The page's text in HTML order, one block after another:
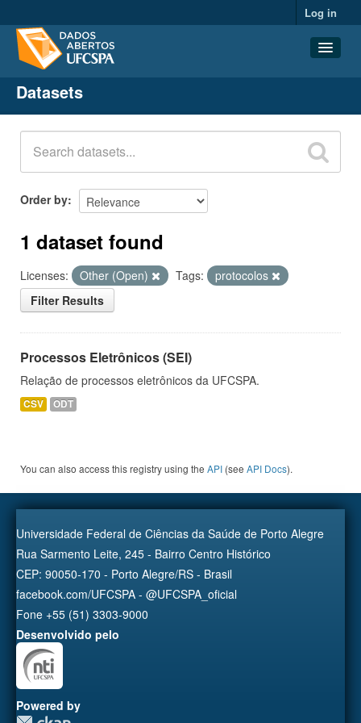
Log in
Datasets
Organizations
Groups
About
Datasets
Order by
1 dataset found
Licenses: Other (Open) Tags:
protocolos
Filter Results
Processos Eletrônicos (SEI)
Relação de processos eletrônicos da UFCSPA.
CSV ODT
You can also access this registry using the API (see API Docs).
Universidade Federal de Ciências da Saúde de Porto Alegre
Rua Sarmento Leite, 245 - Bairro Centro Histórico
CEP: 90050-170 - Porto Alegre/RS - Brasil
facebook.com/UFCSPA - @UFCSPA_oficial
Fone +55 (51) 3303-9000
Desenvolvido pelo
Powered by